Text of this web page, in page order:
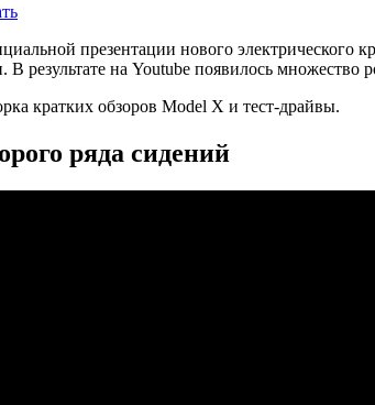
презентации нового
В результате на Youtube появилось
кратких обзоров Model X и тест-драйвы.
ряда сидений